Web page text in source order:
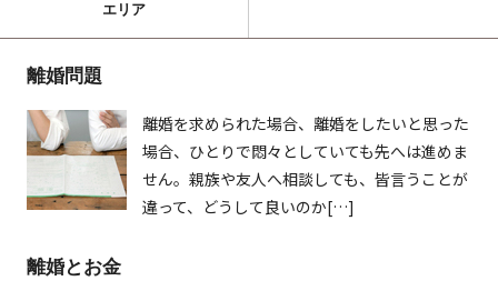
エリア
離婚問題
離婚を求められた場合、離婚をしたいと思った
場合、ひとりで悶々としていても先へは進めま
せん。親族や友人へ相談しても、皆言うことが
違って、どうして良いのか[…]
離婚とお金